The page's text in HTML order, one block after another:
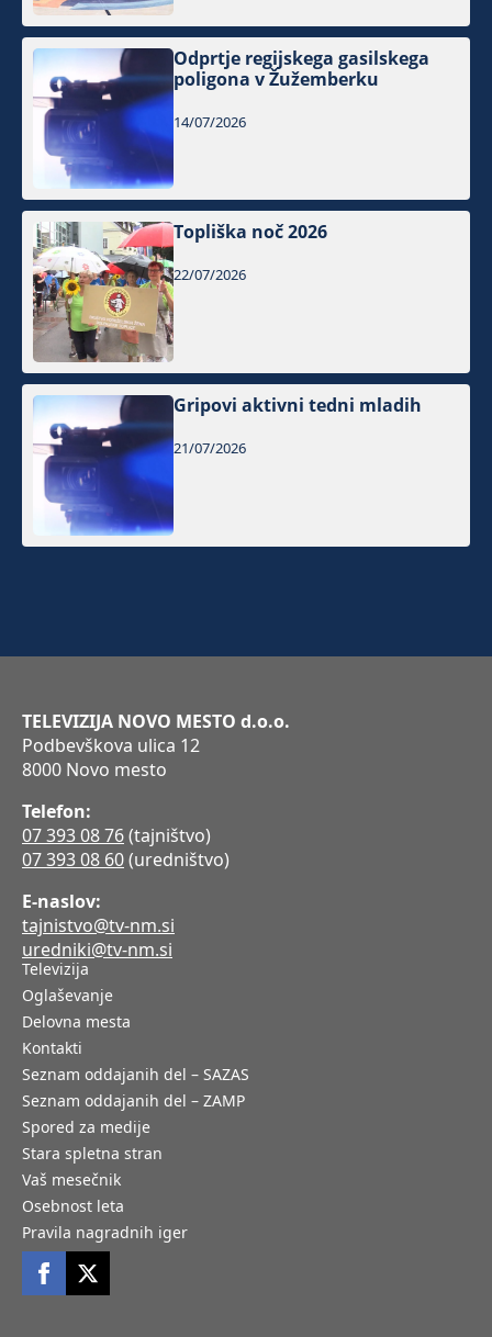
Odprtje regijskega gasilskega
poligona v Žužemberku
14/07/2026
Topliška noč 2026
22/07/2026
Gripovi aktivni tedni mladih
21/07/2026
TELEVIZIJA NOVO MESTO d.o.o.
Podbevškova ulica 12
8000 Novo mesto
Telefon:
07 393 08 76(tajništvo)
07 393 08 60(uredništvo)
E-naslov:
tajnistvo@tv-nm.si
uredniki@tv-nm.si
Televizija
Oglaševanje
Delovna mesta
Kontakti
Seznam oddajanih del – SAZAS
Seznam oddajanih del – ZAMP
Spored za medije
Stara spletna stran
Vaš mesečnik
Osebnost leta
Pravila nagradnih iger